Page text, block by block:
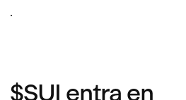
.
$SUI entra en